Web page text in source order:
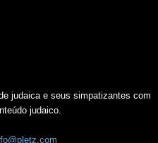
judaica e seus simpatizantes com
judaico.